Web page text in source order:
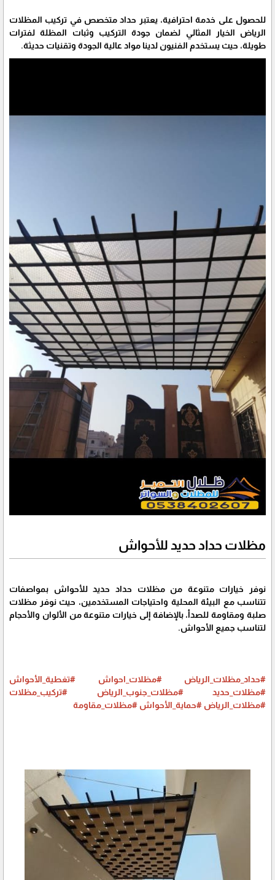
للحصول على خدمة احترافية، يعتبر حداد متخصص في تركيب المظلات
الرياض الخيار المثالي لضمان جودة التركيب وثبات المظلة لفترات
طويلة، حيث يستخدم الفنيون لدينا مواد عالية الجودة وتقنيات حديثة.
مظلات حداد حديد للأحواش
نوفر خيارات متنوعة من مظلات حداد حديد للأحواش بمواصفات
تتناسب مع البيئة المحلية واحتياجات المستخدمين، حيث نوفر مظلات
صلبة ومقاومة للصدأ، بالإضافة إلى خيارات متنوعة من الألوان والأحجام
لتناسب جميع الأحواش.
#حداد_مظلات_الرياض #مظلات_احواش
#تغطية_الأحواش
#مظلات_حديد
#مظلات_جنوب_الرياض
#تركيب_مظلات
#مظلات_الرياض #حماية_الأحواش #مظلات_مقاومة